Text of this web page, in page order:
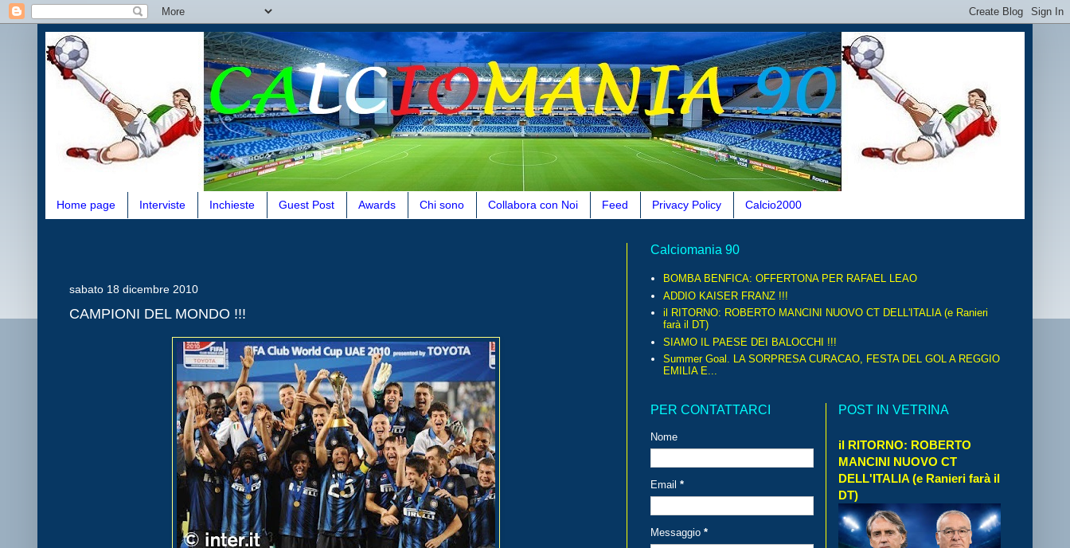
Home page Interviste Inchieste Guest Post Awards Chi sono Collabora con Noi Feed Privacy Policy Calcio2000
sabato 18 dicembre 2010
CAMPIONI DEL MONDO !!!
Calciomania 90
BOMBA BENFICA: OFFERTONA PER RAFAEL LEAO
ADDIO KAISER FRANZ !!!
il RITORNO: ROBERTO MANCINI NUOVO CT DELL'ITALIA (e Ranieri
farà il DT)
SIAMO IL PAESE DEI BALOCCHI !!!
Summer Goal. LA SORPRESA CURACAO, FESTA DEL GOL A REGGIO
EMILIA E...
PER CONTATTARCI
Nome
Email *
Messaggio *
POST IN VETRINA
il RITORNO: ROBERTO
MANCINI NUOVO CT
DELL'ITALIA (e Ranieri farà il
DT)